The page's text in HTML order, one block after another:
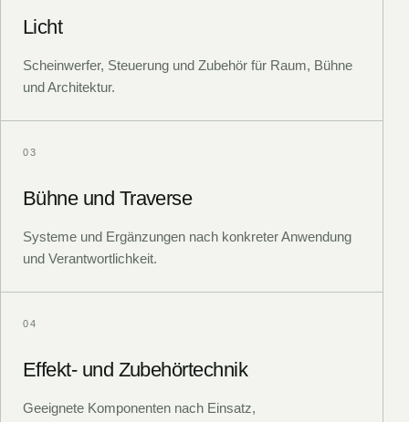
Licht
Scheinwerfer, Steuerung und Zubehör für Raum, Bühne
und Architektur.
03
Bühne und Traverse
Systeme und Ergänzungen nach konkreter Anwendung
und Verantwortlichkeit.
04
Effekt- und Zubehörtechnik
Geeignete Komponenten nach Einsatz,